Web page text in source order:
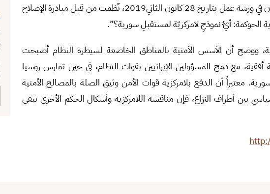
شارك الباحث معن طلاع من مركز عمران في ورشة عمل بتاريخ 28 كانون الثاني2019، نٌظمت من قبل مبادرة الإصلاح
الحوكمة: أيُّ نموذجِ لامركزيّة لمستقبلِ سورية؟”.
ووضح أن الأسس الأمنية بالمناطق الخاضعة لسيطرة النظام أصبحت
مع دمج المسؤولين الإيرانيين بقوات النظام، في حين تمارس روسيا
معتبراً أن الدفع بلامركزية قوات الأمن وثيق الصلة بالمصالح الأمنية
بين أطراف النزاع، فإن مناقشة اللامركزية وأشكال الحكم الأخرى تبقى